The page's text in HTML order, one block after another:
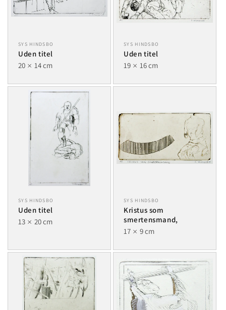
SYS HINDSBO
Uden titel
20
14 cm
SYS HINDSBO
Uden titel
19
16 cm
SYS HINDSBO
Uden titel
13
20 cm
SYS HINDSBO
Kristus som
smertensmand,
17
9 cm